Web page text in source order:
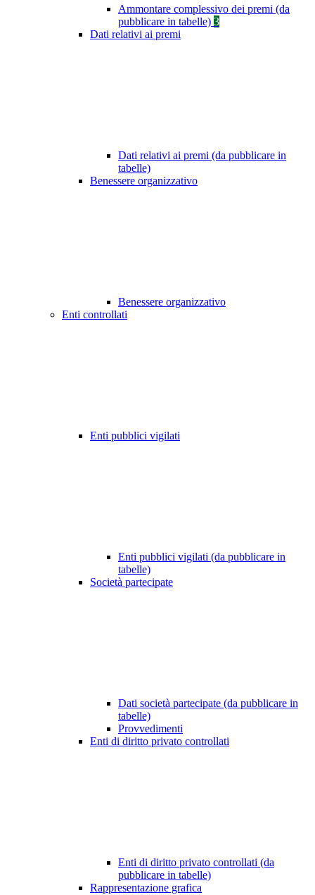
Ammontare complessivo dei premi (da
pubblicare in tabelle) 3
Dati relativi ai premi
Dati relativi ai premi (da pubblicare in
tabelle)
Benessere organizzativo
Benessere organizzativo
Enti controllati
Enti pubblici vigilati
Enti pubblici vigilati (da pubblicare in
tabelle)
Società partecipate
Dati società partecipate (da pubblicare in
tabelle)
Provvedimenti
Enti di diritto privato controllati
Enti di diritto privato controllati (da
pubblicare in tabelle)
Rappresentazione grafica